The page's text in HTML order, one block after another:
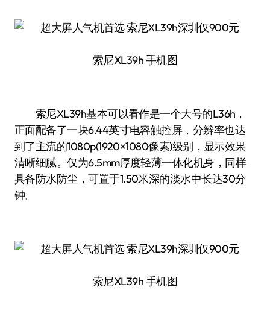
索尼XL39h 手机图
索尼XL39h基本可以看作是一个大号的L36h，
正面配备了一块6.44英寸电容触控屏，分辨率也达
到了主流的1080p(1920×1080像素)级别，显示效果
清晰细腻。仅为6.5mm厚度轻薄一体化机身，同样
具备防水防尘，可置于1.50米深的淡水中长达30分
钟。
索尼XL39h 手机图